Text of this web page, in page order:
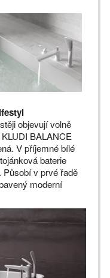
objevují volně
BALANCE
V příjemné bílé
baterie
Působí v prvé řadě
moderní